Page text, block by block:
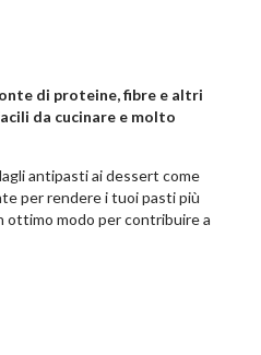
di proteine, fibre e altri
da cucinare e molto
antipasti ai dessert come
per rendere i tuoi pasti più
ottimo modo per contribuire a